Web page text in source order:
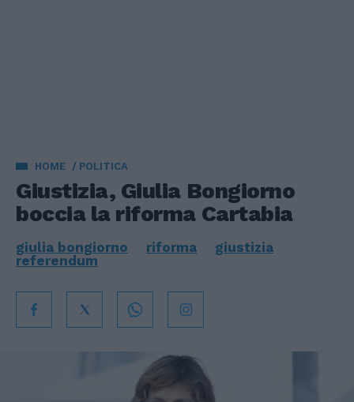
HOME POLITICA
Giustizia, Giulia Bongiorno
boccia la riforma Cartabia
giulia bongiorno riforma
giustizia
referendum